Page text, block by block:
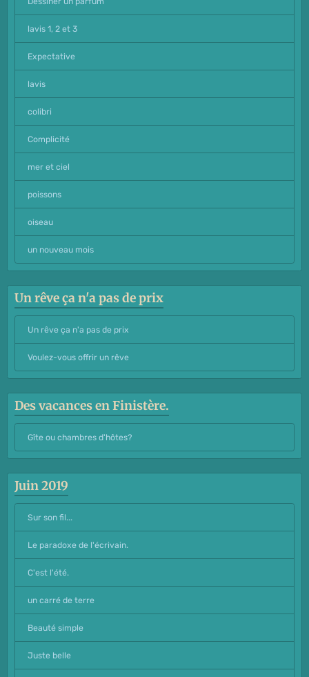
lavis 1, 2 et 3
Expectative
lavis
colibri
Complicité
mer et ciel
poissons
oiseau
un nouveau mois
Un rêve ça n'a pas de prix
Un rêve ça n'a pas de prix
Voulez-vous offrir un rêve
Des vacances en Finistère.
Gîte ou chambres d'hôtes?
Juin 2019
Sur son fil...
Le paradoxe de l'écrivain.
C'est l'été.
un carré de terre
Beauté simple
Juste belle